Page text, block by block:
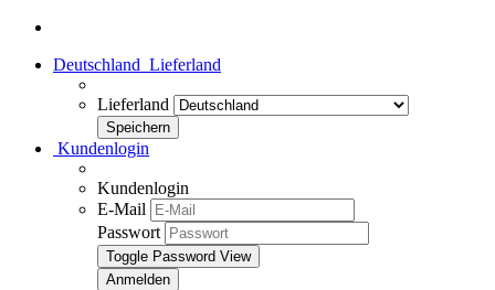
Deutschland Lieferland
Lieferland
Kundenlogin
Kundenlogin
E-Mail
Passwort
Toggle Password View